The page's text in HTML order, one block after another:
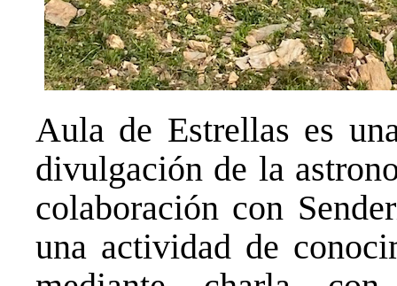
Aula de Estrellas es
divulgación de la
colaboración con
una actividad de